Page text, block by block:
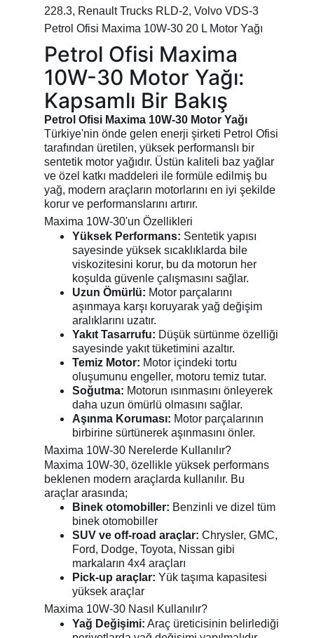
228.3, Renault Trucks RLD-2, Volvo VDS-3
Petrol Ofisi Maxima 10W-30 20 L Motor Yağı
Petrol Ofisi Maxima
10W-30 Motor Yağı:
Kapsamlı Bir Bakış
Petrol Ofisi Maxima 10W-30 Motor Yağı
Türkiye'nin önde gelen enerji şirketi Petrol Ofisi
tarafından üretilen, yüksek performanslı bir
sentetik motor yağıdır. Üstün kaliteli baz yağlar
ve özel katkı maddeleri ile formüle edilmiş bu
yağ, modern araçların motorlarını en iyi şekilde
korur ve performanslarını artırır.
Maxima 10W-30'un Özellikleri
Yüksek Performans: Sentetik yapısı
sayesinde yüksek sıcaklıklarda bile
viskozitesini korur, bu da motorun her
koşulda güvenle çalışmasını sağlar.
Uzun Ömürlü: Motor parçalarını
aşınmaya karşı koruyarak yağ değişim
aralıklarını uzatır.
Yakıt Tasarrufu: Düşük sürtünme özelliği
sayesinde yakıt tüketimini azaltır.
Temiz Motor: Motor içindeki tortu
oluşumunu engeller, motoru temiz tutar.
Soğutma: Motorun ısınmasını önleyerek
daha uzun ömürlü olmasını sağlar.
Aşınma Koruması: Motor parçalarının
birbirine sürtünerek aşınmasını önler.
Maxima 10W-30 Nerelerde Kullanılır?
Maxima 10W-30, özellikle yüksek performans
beklenen modern araçlarda kullanılır. Bu
araçlar arasında;
Binek otomobiller: Benzinli ve dizel tüm
binek otomobiller
SUV ve off-road araçlar: Chrysler, GMC,
Ford, Dodge, Toyota, Nissan gibi
markaların 4x4 araçları
Pick-up araçlar: Yük taşıma kapasitesi
yüksek araçlar
Maxima 10W-30 Nasıl Kullanılır?
Yağ Değişimi: Araç üreticisinin belirlediği